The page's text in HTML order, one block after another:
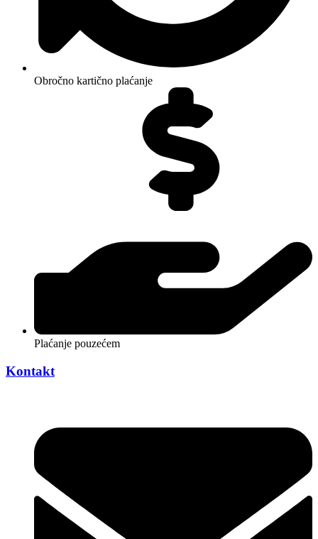
Obročno kartično plaćanje
Plaćanje pouzećem
Kontakt